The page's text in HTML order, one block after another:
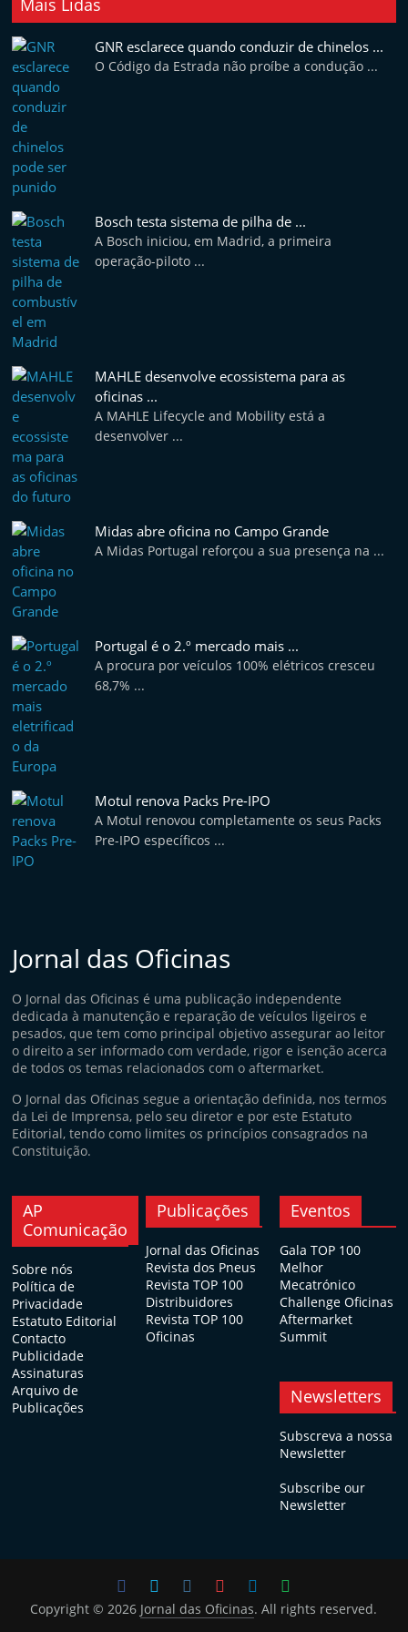
Mais Lidas
GNR esclarece quando conduzir de chinelos ...
O Código da Estrada não proíbe a condução ...
Bosch testa sistema de pilha de ...
A Bosch iniciou, em Madrid, a primeira
operação-piloto ...
MAHLE desenvolve ecossistema para as
oficinas ...
A MAHLE Lifecycle and Mobility está a
desenvolver ...
Midas abre oficina no Campo Grande
A Midas Portugal reforçou a sua presença na ...
Portugal é o 2.º mercado mais ...
A procura por veículos 100% elétricos cresceu
68,7% ...
Motul renova Packs Pre-IPO
A Motul renovou completamente os seus Packs
Pre-IPO específicos ...
Jornal das Oficinas
O Jornal das Oficinas é uma publicação independente
dedicada à manutenção e reparação de veículos ligeiros e
pesados, que tem como principal objetivo assegurar ao leitor
o direito a ser informado com verdade, rigor e isenção acerca
de todos os temas relacionados com o aftermarket.
O Jornal das Oficinas segue a orientação definida, nos termos
da Lei de Imprensa, pelo seu diretor e por este Estatuto
Editorial, tendo como limites os princípios consagrados na
Constituição.
AP
Comunicação
Sobre nós
Política de
Privacidade
Estatuto Editorial
Contacto
Publicidade
Assinaturas
Arquivo de
Publicações
Publicações
Jornal das Oficinas
Revista dos Pneus
Revista TOP 100
Distribuidores
Revista TOP 100
Oficinas
Eventos
Gala TOP 100
Melhor
Mecatrónico
Challenge Oficinas
Aftermarket
Summit
Newsletters
Subscreva a nossa
Newsletter
Subscribe our
Newsletter
Copyright © 2026 Jornal das Oficinas. All rights reserved.